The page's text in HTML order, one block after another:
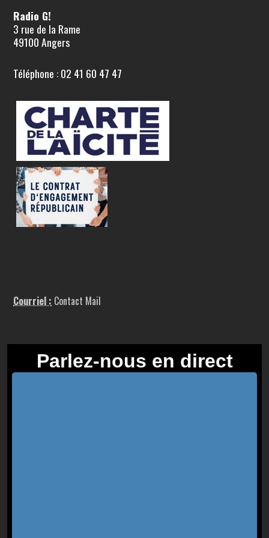
Radio G!
3 rue de la Rame
49100 Angers
Téléphone : 02 41 60 47 47
Courriel : Contact Mail